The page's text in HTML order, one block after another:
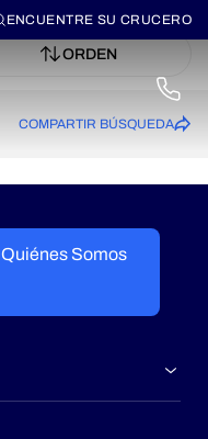
ENCUENTRE SU CRUCERO
ORDEN
COMPARTIR BÚSQUEDA
Quiénes Somos